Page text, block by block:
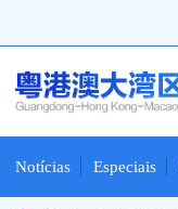
Notícias Especiais